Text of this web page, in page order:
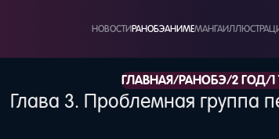
НОВОСТИРАНОБЭАНИМЕМАНГА
ГЛАВНАЯ/РАНОБЭ/2 ГОД/
Глава 3. Проблемная группа